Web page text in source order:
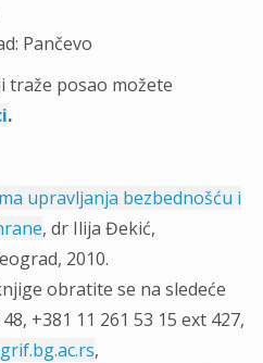
Pančevo
traže posao možete
.
upravljanja bezbednošću i
, dr Ilija Đekić,
2010.
obratite se na sledeće
+381 11 261 53 15 ext 427,
,